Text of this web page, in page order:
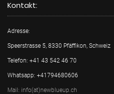
Kontakt:
Adresse:
Speerstrasse 5, 8330 Pfäffikon, Schweiz
Telefon: +41 43 542 46 70
Whatsapp: +41794680606
Mail: info(at)newblueup.ch